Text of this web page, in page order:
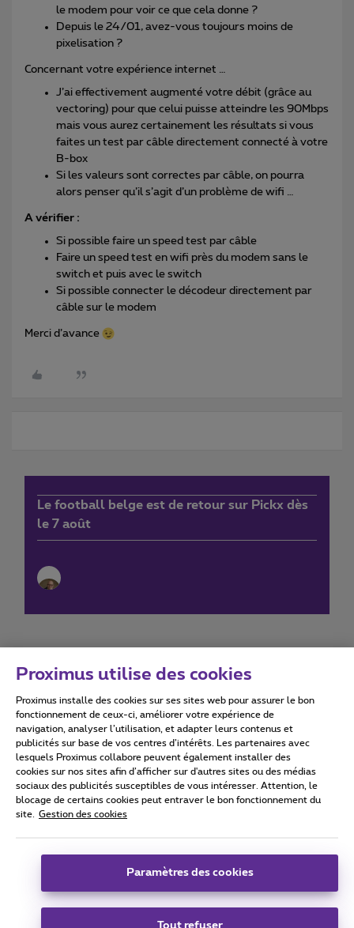
le modem pour voir ce que cela donne ?
Depuis le 24/01, avez-vous toujours moins de
pixelisation ?
Concernant votre expérience internet …
J’ai effectivement augmenté votre débit (grâce au
vectoring) pour que celui puisse atteindre les 90Mbps
mais vous aurez certainement les résultats si vous
faites un test par câble directement connecté à votre
B-box
Si les valeurs sont correctes par câble, on pourra
alors penser qu’il s’agit d’un problème de wifi …
A vérifier :
Si possible faire un speed test par câble
Faire un speed test en wifi près du modem sans le
switch et puis avec le switch
Si possible connecter le décodeur directement par
câble sur le modem
Merci d’avance
Le football belge est de retour sur Pickx dès
le 7 août
Conditions d'utilisation Accessibility statement
Tous droits réservés. © 2026
Conditions générales, info consommateur
Coordonnées de l’entreprise
Boulevard du Roi Albert II 27 - B-1030 Bruxelles.
Proximus utilise des cookies
Proximus installe des cookies sur ses sites web pour assurer le bon
fonctionnement de ceux-ci, améliorer votre expérience de
navigation, analyser l’utilisation, et adapter leurs contenus et
publicités sur base de vos centres d’intérêts. Les partenaires avec
lesquels Proximus collabore peuvent également installer des
cookies sur nos sites afin d’afficher sur d'autres sites ou des médias
sociaux des publicités susceptibles de vous intéresser. Attention, le
blocage de certains cookies peut entraver le bon fonctionnement du
site.
Gestion des cookies
Paramètres des cookies
Tout refuser